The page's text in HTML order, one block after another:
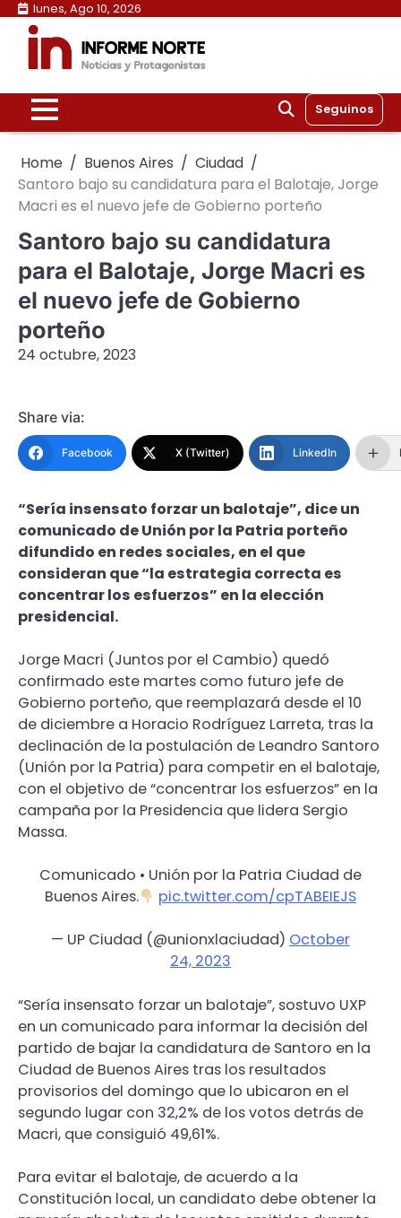
Skip
content
lunes, Ago 10, 2026
Seguinos
Home Buenos Aires
Ciudad
Santoro bajo su candidatura para el Balotaje, Jorge
Macri es el nuevo jefe de Gobierno porteño
Santoro bajo su candidatura
para el Balotaje, Jorge Macri es
el nuevo jefe de Gobierno
porteño
24 octubre, 2023
Share via:
Facebook X (Twitter) LinkedIn
“Sería insensato forzar un balotaje”, dice un
comunicado de Unión por la Patria porteño
difundido en redes sociales, en el que
consideran que “la estrategia correcta es
concentrar los esfuerzos” en la elección
presidencial.
Jorge Macri (Juntos por el Cambio) quedó
confirmado este martes como futuro jefe de
Gobierno porteño, que reemplazará desde el 10
de diciembre a Horacio Rodríguez Larreta, tras la
declinación de la postulación de Leandro Santoro
(Unión por la Patria) para competir en el balotaje,
con el objetivo de “concentrar los esfuerzos” en la
campaña por la Presidencia que lidera Sergio
Massa.
Comunicado • Unión por la Patria Ciudad de
Buenos Aires.
pic.twitter.com/cpTABEIEJS
— UP Ciudad (@unionxlaciudad) October
24, 2023
“Sería insensato forzar un balotaje”, sostuvo UXP
en un comunicado para informar la decisión del
partido de bajar la candidatura de Santoro en la
Ciudad de Buenos Aires tras los resultados
provisorios del domingo que lo ubicaron en el
segundo lugar con 32,2% de los votos detrás de
Macri, que consiguió 49,61%.
Para evitar el balotaje, de acuerdo a la
Constitución local, un candidato debe obtener la